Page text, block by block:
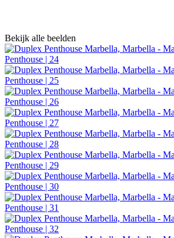
Bekijk alle beelden